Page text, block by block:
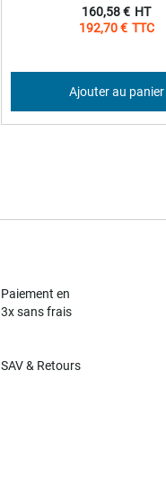
192,70 €
160,58 €
Ajouter au panier
Paiement en
3x sans frais
SAV & Retours